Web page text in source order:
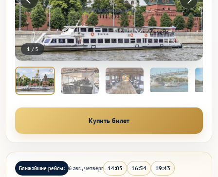
1 / 5
Купить билет
Ближайшие рейсы: 6 авг., четверг 14:05 16:54 19:43